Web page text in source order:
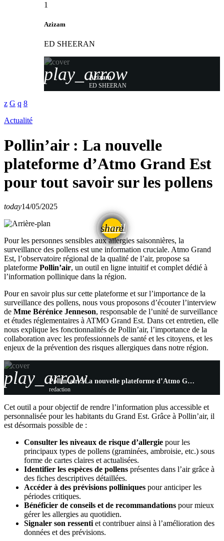
1
Azizam
ED SHEERAN
play_arrow
Azizam
ED SHEERAN
Actualité
Pollin’air : La nouvelle
plateforme d’Atmo Grand Est
pour tout savoir sur les pollens
today14/05/2025
share
email
Pour les personnes sensibles aux allergies saisonnières, la
surveillance des pollens est une information cruciale. Atmo Grand
Est, l’observatoire régional de la qualité de l’air, propose sa
plateforme Pollin’air, un outil en ligne intuitif et complet dédié à
l’information pollinique dans la région.
Pour en savoir plus sur cette plateforme et sur l’importance de la
surveillance des pollens, nous vous proposons d’écouter l’interview
de Mme Bérénice Jenneson, responsable de l’unité de surveillance
et études réglementaires à ATMO Grand Est. Dans cet entretien, elle
nous explique les fonctionnalités de Pollin’air, l’importance de la
collaboration avec les professionnels de santé et les citoyens, et les
enjeux de la prévention des risques allergiques dans notre région.
play_arrow Pollin’air : La nouvelle plateforme d’Atmo Grand Est pour tout savoir sur les pollens
redaction
Cet outil a pour objectif de rendre l’information plus accessible et
personnalisée pour les habitants du Grand Est. Grâce à Pollin’air, il
est désormais possible de :
Consulter les niveaux de risque d’allergie pour les
principaux types de pollens (graminées, ambroisie, etc.) sous
forme de cartes claires et actualisées.
Identifier les espèces de pollens présentes dans l’air grâce à
des fiches descriptives détaillées.
Accéder à des prévisions polliniques pour anticiper les
périodes critiques.
Bénéficier de conseils et de recommandations pour mieux
gérer les allergies au quotidien.
Signaler son ressenti et contribuer ainsi à l’amélioration des
données et des prévisions.